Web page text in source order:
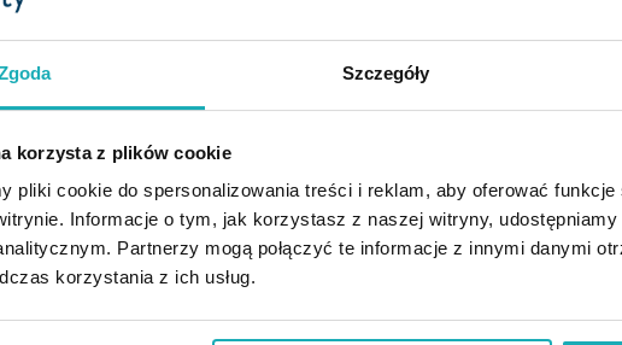
Szczegóły
korzysta z plików cookie
pliki cookie do spersonalizowania treści i reklam, aby oferować funkcje
Informacje o tym, jak korzystasz z naszej witryny, udostępniamy
Partnerzy mogą połączyć te informacje z innymi danymi
korzystania z ich usług.
Opinie potwierdzone
Na podstawie 1209 opinii. Zobacz niektóre opinie tutaj.